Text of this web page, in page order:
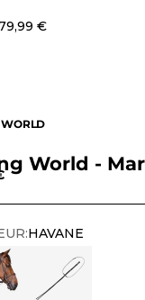
de vente
€
World -
vente
HAVANE